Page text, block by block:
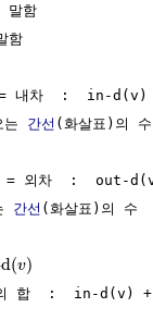
함
함
내차  :  in-d(v)
는 간선 (화살표)의 수
= 외차  :  out-
간선 (화살표)의 수
(v)
합  :  in-d(v)